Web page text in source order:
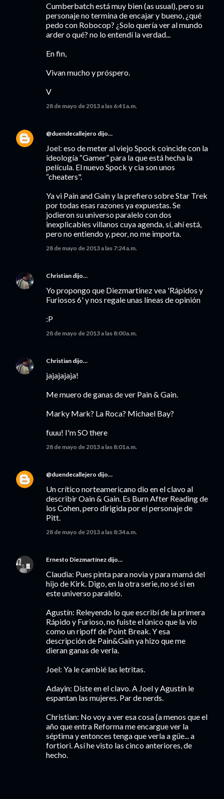
Cumberbatch está muy bien (as usual), pero su
personaje no termina de encajar y bueno, ¿qué
pedo con Robocop? ¿Solo quería ver al mundo
arder o qué? no lo entendí la verdad...
En fin,
Vivan mucho y próspero.
V
28 de mayo de 2013 a las 6:41 a.m.
@duendecallejero dijo…
Joel: eso de meter al viejo Spock coincide con la
ideología “Gamer” para la que está hecha la
película. El nuevo Spock y cia son unos
“cheaters".
Ya vi Pain and Gain y la prefiero sobre Star Trek
por todas esas razones ya expuestas. Se
jodieron su universo paralelo con dos
inexplicables villanos cuya agenda, sí, ahí está,
pero no entiendo y, peor, no me importa.
28 de mayo de 2013 a las 7:24 a.m.
Christian dijo…
Yo propongo que Diezmartinez vea 'Rápidos y
Furiosos 6' y nos regale unas líneas de opinión
:P
28 de mayo de 2013 a las 8:00 a.m.
Christian dijo…
jajajajaja!
Me muero de ganas de ver Pain & Gain.
Marky Mark? La Roca? Michael Bay?
fuuu! I'm SO there
28 de mayo de 2013 a las 8:01 a.m.
@duendecallejero dijo…
Un crítico norteamericano dio en el clavo al
describir Oain & Gain. Es Burn After Reading de
los Cohen, pero dirigida por el personaje de
Pitt.
28 de mayo de 2013 a las 8:34 a.m.
Ernesto Diezmartínez dijo…
Claudia: Pues pinta para novia y para mamá del
hijo de Kirk. Digo, en la otra serie, no sé si en
este universo paralelo.
Agustín: Releyendo lo que escribí de la primera
Rápido y Furioso, no fuiste el único que la vio
como un ripoff de Point Break. Y esa
descripción de Pain&Gain ya hizo que me
dieran ganas de verla.
Joel: Ya le cambié las letritas.
Adayin: Diste en el clavo. A Joel y Agustín le
espantan las mujeres. Par de nerds.
Christian: No voy a ver esa cosa (a menos que el
año que entra Reforma me encargue ver la
séptima y entonces tenga que verla a güe... a
fortiori. Así he visto las cinco anteriores, de
hecho.